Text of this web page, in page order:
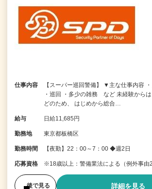
仕事内容
【スーパー巡回警備】 ▼主な仕事内容
・巡回 ・多少の雑務 など 未経験から
どのため、 はじめから総合…
給与 日給11,685円
勤務地 東京都板橋区
勤務時間 【夜勤】22：00～7：00 ◆週2日
応募資格 ※18歳以上：警備業法による（例外事由2
後で見る 詳細を見る